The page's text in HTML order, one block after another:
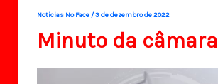
de
aplicativo
Noticias No Face /3 de dezembro de 2022
Minuto da câmara